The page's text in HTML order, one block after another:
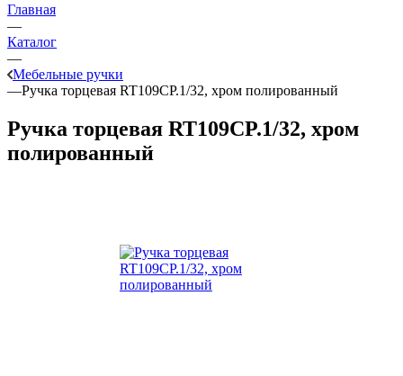
Главная
—
Каталог
—
Мебельные ручки
—Ручка торцевая RT109CP.1/32, хром полированный
Ручка торцевая RT109CP.1/32, хром
полированный